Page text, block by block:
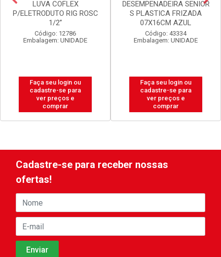
LUVA COFLEX
P/ELETRODUTO RIG ROSC
1/2”
Código: 12786
Embalagem: UNIDADE
Faça seu login ou
cadastre-se para
ver preços e
comprar
DESEMPENADEIRA SENIOR
S PLASTICA FRIZADA
07X16CM AZUL
Código: 43334
Embalagem: UNIDADE
Faça seu login ou
cadastre-se para
ver preços e
comprar
Cadastre-se para receber nossas
ofertas!